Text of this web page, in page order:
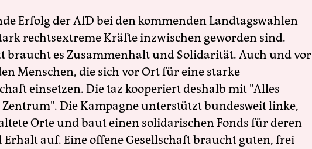
Erfolg der AfD bei den kommenden Landtagswahlen
rechtsextreme Kräfte inzwischen geworden sind.
braucht es Zusammenhalt und Solidarität. Auch und vor
Menschen, die sich vor Ort für eine starke
einsetzen. Die taz kooperiert deshalb mit "Alles
Die Kampagne unterstützt bundesweit linke,
Orte und baut einen solidarischen Fonds für deren
Erhalt auf. Eine offene Gesellschaft braucht guten, frei